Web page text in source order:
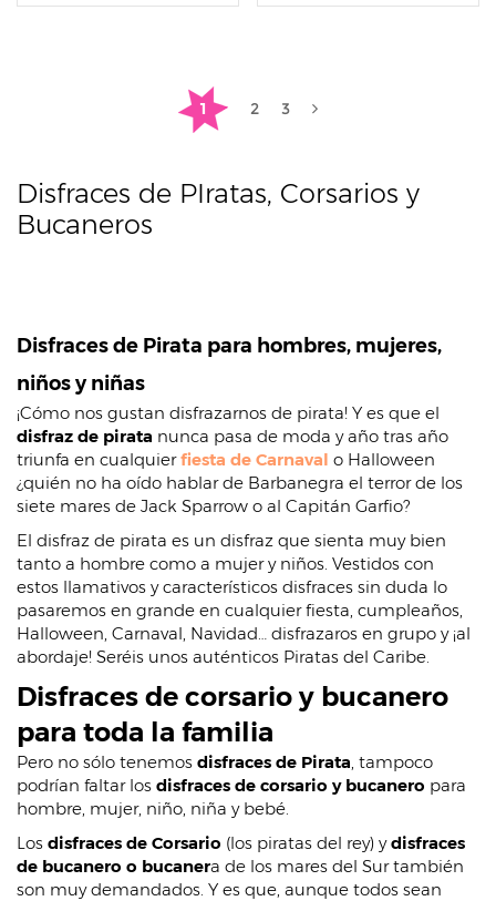
1 2 3
Disfraces de PIratas, Corsarios y
Bucaneros
Disfraces de Pirata para hombres, mujeres,
niños y niñas
¡Cómo nos gustan disfrazarnos de pirata! Y es que el
disfraz de pirata nunca pasa de moda y año tras año
triunfa en cualquierfiesta de Carnaval o Halloween
¿quién no ha oído hablar de Barbanegra el terror de los
siete mares de Jack Sparrow o al Capitán Garfio?
El disfraz de pirata es un disfraz que sienta muy bien
tanto a hombre como a mujer y niños. Vestidos con
estos llamativos y característicos disfraces sin duda lo
pasaremos en grande en cualquier fiesta, cumpleaños,
Halloween, Carnaval, Navidad… disfrazaros en grupo y ¡al
abordaje! Seréis unos auténticos Piratas del Caribe.
Disfraces de corsario y bucanero
para toda la familia
Pero no sólo tenemos disfraces de Pirata, tampoco
podrían faltar los disfraces de corsario y bucanero para
hombre, mujer, niño, niña y bebé.
Los disfraces de Corsario (los piratas del rey) ydisfraces
de bucanero o bucanera de los mares del Sur también
son muy demandados. Y es que, aunque todos sean